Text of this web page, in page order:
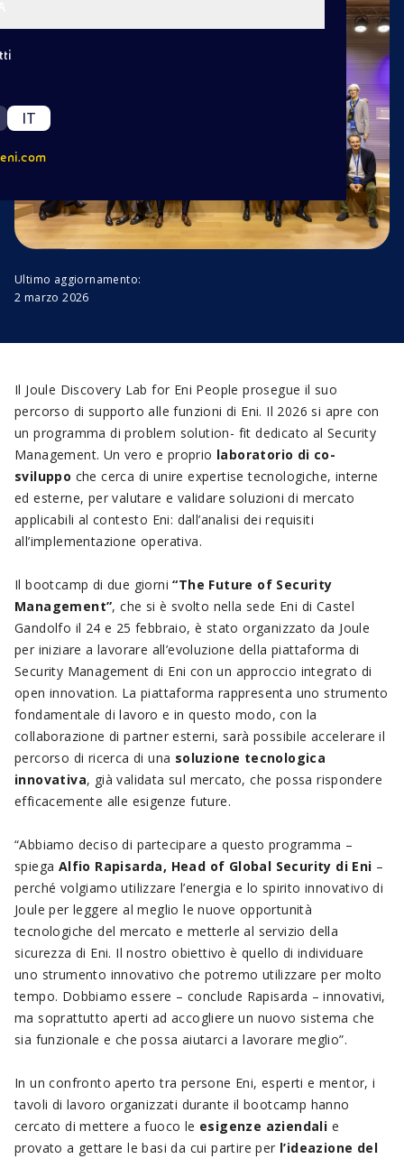
IT
eni.com
Ultimo aggiornamento:
2 marzo 2026
Il Joule Discovery Lab for Eni People prosegue il suo
percorso di supporto alle funzioni di Eni. Il 2026 si apre con
un programma di problem solution- fit dedicato al Security
Management. Un vero e proprio laboratorio di co-
sviluppo che cerca di unire expertise tecnologiche, interne
ed esterne, per valutare e validare soluzioni di mercato
applicabili al contesto Eni: dall’analisi dei requisiti
all’implementazione operativa.
Il bootcamp di due giorni“The Future of Security
Management”, che si è svolto nella sede Eni di Castel
Gandolfo il 24 e 25 febbraio, è stato organizzato da Joule
per iniziare a lavorare all’evoluzione della piattaforma di
Security Management di Eni con un approccio integrato di
open innovation. La piattaforma rappresenta uno strumento
fondamentale di lavoro e in questo modo, con la
collaborazione di partner esterni, sarà possibile accelerare il
percorso di ricerca di una soluzione tecnologica
innovativa, già validata sul mercato, che possa rispondere
efficacemente alle esigenze future.
“Abbiamo deciso di partecipare a questo programma –
spiega Alfio Rapisarda, Head of Global Security di Eni –
perché volgiamo utilizzare l’energia e lo spirito innovativo di
Joule per leggere al meglio le nuove opportunità
tecnologiche del mercato e metterle al servizio della
sicurezza di Eni. Il nostro obiettivo è quello di individuare
uno strumento innovativo che potremo utilizzare per molto
tempo. Dobbiamo essere – conclude Rapisarda – innovativi,
ma soprattutto aperti ad accogliere un nuovo sistema che
sia funzionale e che possa aiutarci a lavorare meglio”.
In un confronto aperto tra persone Eni, esperti e mentor, i
tavoli di lavoro organizzati durante il bootcamp hanno
cercato di mettere a fuoco le esigenze aziendali e
provato a gettare le basi da cui partire per l’ideazione del